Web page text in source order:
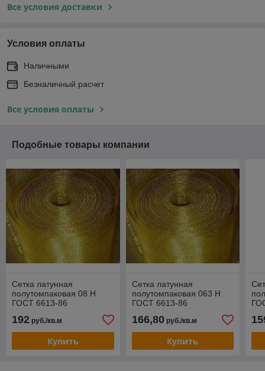
Все условия доставки
Условия оплаты
Наличными
Безналичный расчет
Все условия оплаты
Подобные товары компании
Сетка латунная
полутомпаковая 08 Н
ГОСТ 6613-86
192 руб./кв.м
Купить
Сетка латунная
полутомпаковая 063 Н
ГОСТ 6613-86
166,80руб./кв.м
Купить